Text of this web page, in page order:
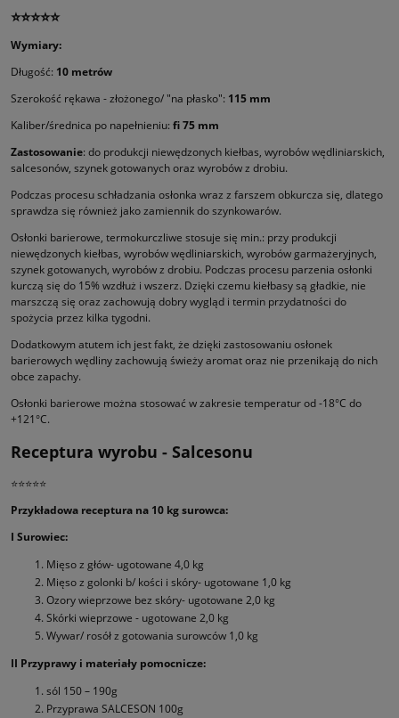
⭐⭐⭐⭐⭐
Wymiary:
Długość: 10 metrów
Szerokość rękawa - złożonego/ "na płasko": 115 mm
Kaliber/średnica po napełnieniu: fi 75 mm
Zastosowanie: do produkcji niewędzonych kiełbas, wyrobów wędliniarskich,
salcesonów, szynek gotowanych oraz wyrobów z drobiu.
Podczas procesu schładzania osłonka wraz z farszem obkurcza się, dlatego
sprawdza się również jako zamiennik do szynkowarów.
Osłonki barierowe, termokurczliwe stosuje się min.: przy produkcji
niewędzonych kiełbas, wyrobów wędliniarskich, wyrobów garmażeryjnych,
szynek gotowanych, wyrobów z drobiu. Podczas procesu parzenia osłonki
kurczą się do 15% wzdłuż i wszerz. Dzięki czemu kiełbasy są gładkie, nie
marszczą się oraz zachowują dobry wygląd i termin przydatności do
spożycia przez kilka tygodni.
Dodatkowym atutem ich jest fakt, że dzięki zastosowaniu osłonek
barierowych wędliny zachowują świeży aromat oraz nie przenikają do nich
obce zapachy.
Osłonki barierowe można stosować w zakresie temperatur od -18°C do
+121°C.
Receptura wyrobu - Salcesonu
⭐⭐⭐⭐⭐
Przykładowa receptura na 10 kg surowca:
I Surowiec:
Mięso z głów- ugotowane 4,0 kg
Mięso z golonki b/ kości i skóry- ugotowane 1,0 kg
Ozory wieprzowe bez skóry- ugotowane 2,0 kg
Skórki wieprzowe - ugotowane 2,0 kg
Wywar/ rosół z gotowania surowców 1,0 kg
II Przyprawy i materiały pomocnicze:
sól 150 – 190g
Przyprawa SALCESON 100g